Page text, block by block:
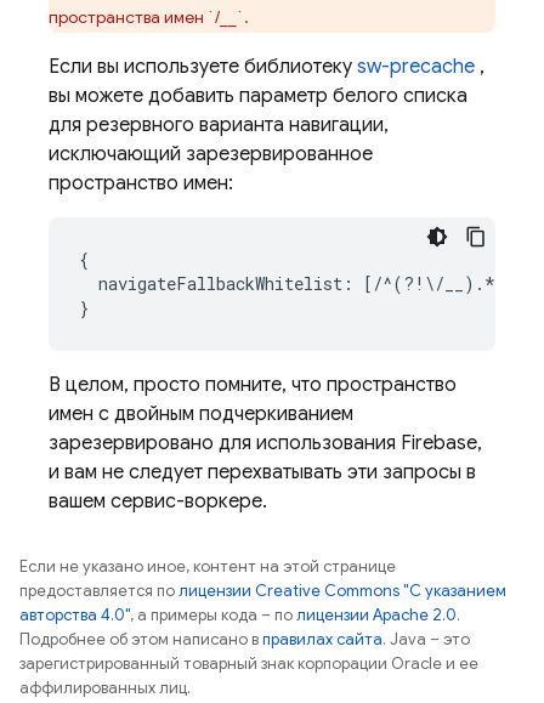
пространства имен `/__`.
Если вы используете библиотеку sw-precache ,
вы можете добавить параметр белого списка
для резервного варианта навигации,
исключающий зарезервированное
пространство имен:
{
  navigateFallbackWhitelist: [/^(?!\/__).*/]
В целом, просто помните, что пространство
имен с двойным подчеркиванием
зарезервировано для использования Firebase,
и вам не следует перехватывать эти запросы в
вашем сервис-воркере.
Если не указано иное, контент на этой странице
предоставляется полицензии Creative Commons "С указанием
авторства 4.0", а примеры кода – полицензии Apache 2.0.
Подробнее об этом написано вправилах сайта. Java – это
зарегистрированный товарный знак корпорации Oracle и ее
аффилированных лиц.